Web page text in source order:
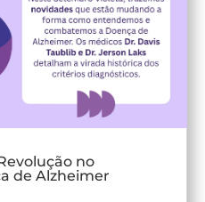
no
de Alzheimer